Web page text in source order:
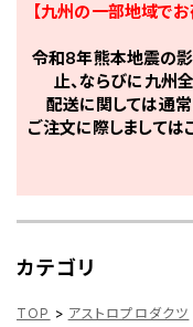
【九州の一部地域で
令和8年熊本地震の
止、ならびに九州
配送に関しては通常
ご注文に際しましては
カテゴリ
TOP > アストロプロダクツ